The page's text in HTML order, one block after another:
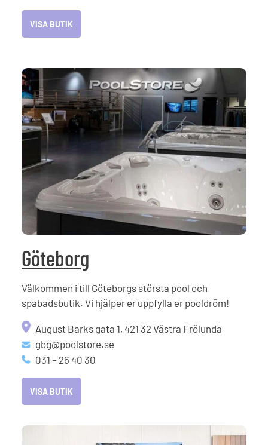
VISA BUTIK
Göteborg
Välkommen i till Göteborgs största pool och
spabadsbutik. Vi hjälper er uppfylla er pooldröm!
August Barks gata 1, 421 32 Västra Frölunda
gbg@poolstore.se
031 – 26 40 30
VISA BUTIK